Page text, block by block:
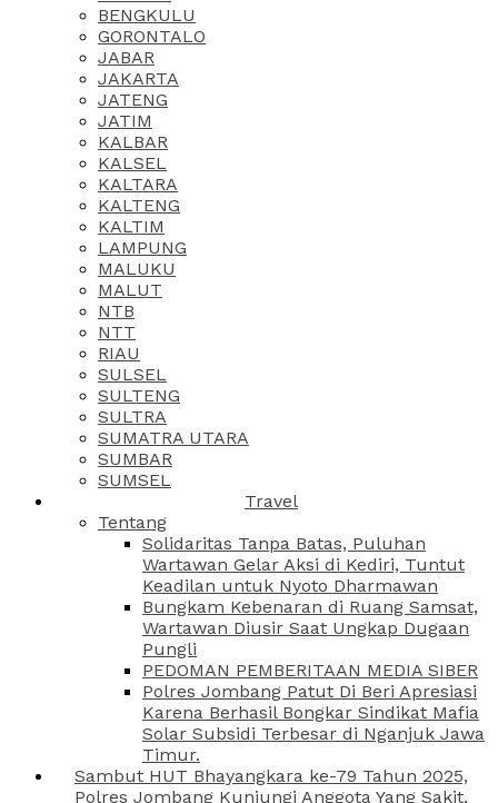
BENGKULU
GORONTALO
JABAR
JAKARTA
JATENG
JATIM
KALBAR
KALSEL
KALTARA
KALTENG
KALTIM
LAMPUNG
MALUKU
MALUT
NTB
NTT
RIAU
SULSEL
SULTENG
SULTRA
SUMATRA UTARA
SUMBAR
SUMSEL
Travel
Tentang
Solidaritas Tanpa Batas, Puluhan
Wartawan Gelar Aksi di Kediri, Tuntut
Keadilan untuk Nyoto Dharmawan
Bungkam Kebenaran di Ruang Samsat,
Wartawan Diusir Saat Ungkap Dugaan
Pungli
PEDOMAN PEMBERITAAN MEDIA SIBER
Polres Jombang Patut Di Beri Apresiasi
Karena Berhasil Bongkar Sindikat Mafia
Solar Subsidi Terbesar di Nganjuk Jawa
Timur.
Sambut HUT Bhayangkara ke-79 Tahun 2025,
Polres Jombang Kunjungi Anggota Yang Sakit,